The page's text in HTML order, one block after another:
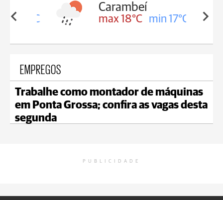
18°C
Carambeí
max 18°C min 17°C
EMPREGOS
Trabalhe como montador de máquinas
em Ponta Grossa; confira as vagas desta
segunda
PUBLICIDADE